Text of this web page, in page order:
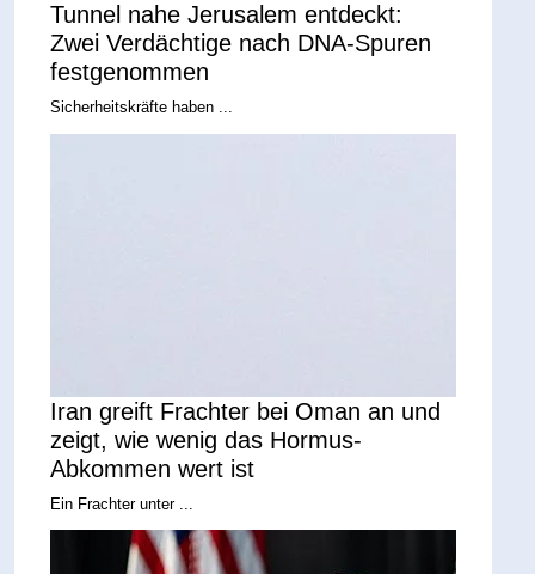
Tunnel nahe Jerusalem entdeckt:
Zwei Verdächtige nach DNA-Spuren
festgenommen
Sicherheitskräfte haben ...
Iran greift Frachter bei Oman an und
zeigt, wie wenig das Hormus-
Abkommen wert ist
Ein Frachter unter ...